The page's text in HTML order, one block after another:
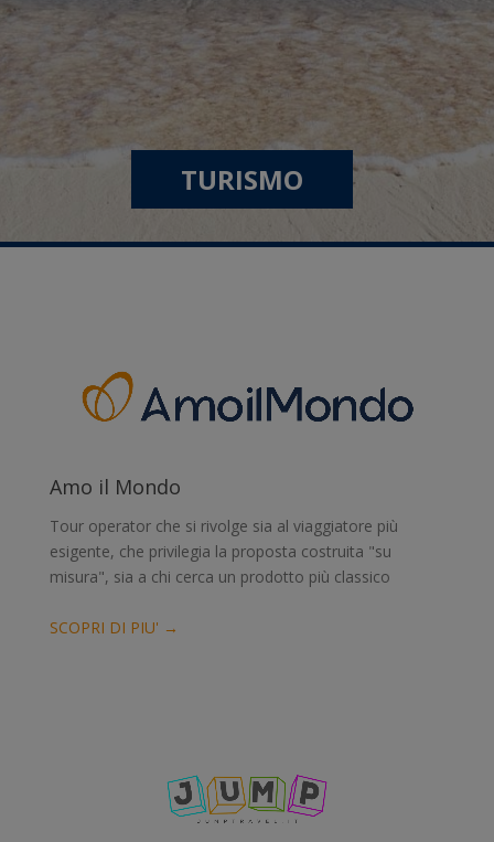
TURISMO
Amo il Mondo
Tour operator che si rivolge sia al viaggiatore più
esigente, che privilegia la proposta costruita "su
misura", sia a chi cerca un prodotto più classico
SCOPRI DI PIU' →